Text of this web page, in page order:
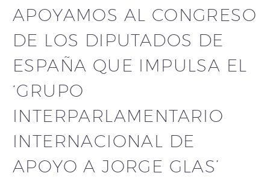
APOYAMOS AL CONGRESO
DE LOS DIPUTADOS DE
ESPAÑA QUE IMPULSA EL
‘GRUPO
INTERPARLAMENTARIO
INTERNACIONAL DE
APOYO A JORGE GLAS’